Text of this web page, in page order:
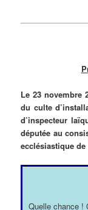
Le 23 novembre
du culte
d’inspecteur
députée au
ecclésiastique
Quelle chance !